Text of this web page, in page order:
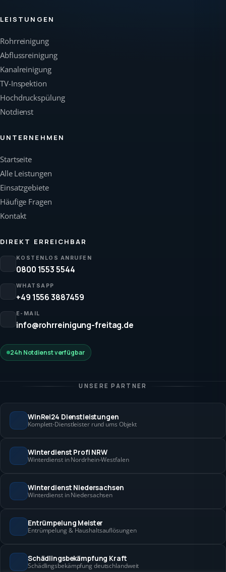
LEISTUNGEN
Rohrreinigung
Abflussreinigung
Kanalreinigung
TV-Inspektion
Hochdruckspülung
Notdienst
UNTERNEHMEN
Startseite
Alle Leistungen
Einsatzgebiete
Häufige Fragen
Kontakt
DIREKT ERREICHBAR
KOSTENLOS ANRUFEN
0800 1553 5544
WHATSAPP
+49 1556 3887459
E-MAIL
info@rohrreinigung-freitag.de
24h Notdienst verfügbar
UNSERE PARTNER
WinRei24 Dienstleistungen
Komplett-Dienstleister rund ums Objekt
Winterdienst Profi NRW
Winterdienst in Nordrhein-Westfalen
Winterdienst Niedersachsen
Winterdienst in Niedersachsen
Entrümpelung Meister
Entrümpelung & Haushaltsauflösungen
Schädlingsbekämpfung Kraft
Schädlingsbekämpfung deutschlandweit